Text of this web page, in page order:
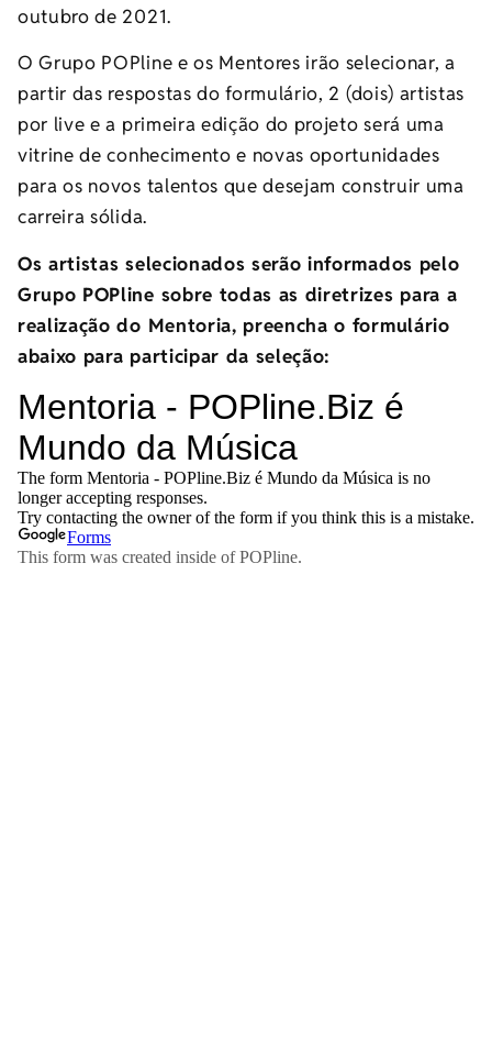
outubro de 2021.
O Grupo POPline e os Mentores irão selecionar, a
partir das respostas do formulário, 2 (dois) artistas
por live e a primeira edição do projeto será uma
vitrine de conhecimento e novas oportunidades
para os novos talentos que desejam construir uma
carreira sólida.
Os artistas selecionados serão informados pelo
Grupo POPline sobre todas as diretrizes para a
realização do Mentoria, preencha o formulário
abaixo para participar da seleção: